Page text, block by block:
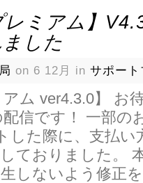
レミアム】
した
on 6 12月 in サポー
アム ver4.3.0】 お
信です！ 一部の
した際に、支払い
ておりました。
しないよう修正